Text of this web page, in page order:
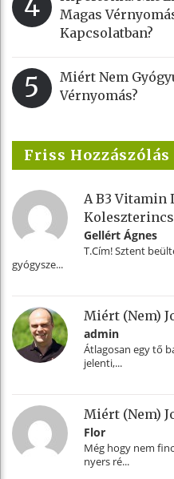
Magas
Kapcsolatban?
5
Miért Nem
Vérnyomás?
Friss Hozzászólás
A B3 Vitamin
Gellért Ágnes
T.Cím! Sztent
gyógysze...
Miért (nem)
admin
Átlagosan egy tő
jelenti,...
Miért (nem)
Flor
Még hogy nem
nyers ré...